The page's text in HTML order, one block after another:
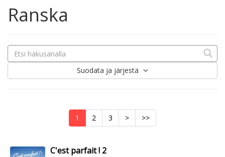
Ranska
Suodata ja järjestä
1 2 3 > >>
C'est parfait ! 2